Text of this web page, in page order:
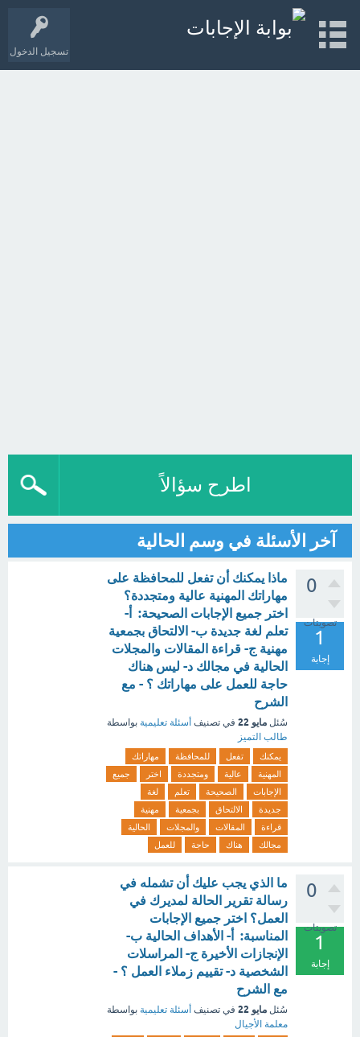
تسجيل الدخول
اطرح سؤالاً
آخر الأسئلة في وسم الحالية
0
تصويتات
1
إجابة
ماذا يمكنك أن تفعل للمحافظة على
مهاراتك المهنية عالية ومتجددة؟
اختر جميع الإجابات الصحيحة: أ-
تعلم لغة جديدة ب- الالتحاق بجمعية
مهنية ج- قراءة المقالات والمجلات
الحالية في مجالك د- ليس هناك
حاجة للعمل على مهاراتك ؟ - مع
الشرح
سُئل مايو 22 في تصنيف أسئلة تعليمية بواسطة
طالب التميز
يمكنك تفعل للمحافظة
مهاراتك
المهنية
عالية ومتجددة اختر
جميع
الإجابات
الصحيحة تعلم
لغة
جديدة
الالتحاق بجمعية
مهنية
قراءة
المقالات والمجلات
الحالية
مجالك
هناك حاجة للعمل
0
تصويتات
1
إجابة
ما الذي يجب عليك أن تشمله في
رسالة تقرير الحالة لمديرك في
العمل؟ اختر جميع الإجابات
المناسبة: أ- الأهداف الحالية ب-
الإنجازات الأخيرة ج- المراسلات
الشخصية د- تقييم زملاء العمل ؟ -
مع الشرح
سُئل مايو 22 في تصنيف أسئلة تعليمية بواسطة
معلمة الأجيال